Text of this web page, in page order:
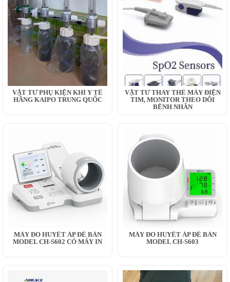
VẬT TƯ PHỤ KIỆN KHÍ Y TẾ
HÃNG KAIPO TRUNG QUỐC
VẬT TƯ THAY THẾ MÂY ĐIỆN
TIM, MONITOR THEO DÕI
BỆNH NHÂN
MÁY ĐO HUYẾT ÁP ĐỂ BÀN
MODEL CH-S602 CÓ MÁY IN
MÁY ĐO HUYẾT ÁP ĐỂ BÀN
MODEL CH-S603